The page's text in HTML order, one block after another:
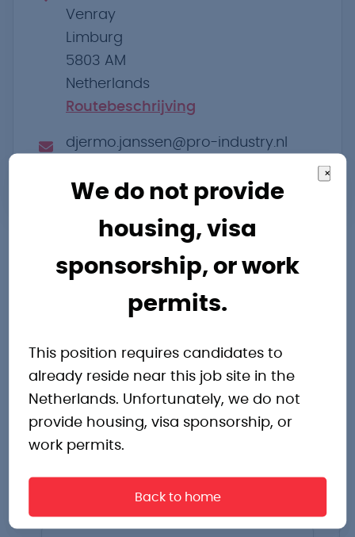
×
We do not provide
housing, visa
sponsorship, or work
permits.
This position requires candidates to
already reside near this job site in the
Netherlands. Unfortunately, we do not
provide housing, visa sponsorship, or
work permits.
Back to home
Venray
Limburg
5803 AM
Netherlands
Routebeschrijving
djermo.janssen@pro-industry.nl
+31 478203000
Andere
interessante
vacatures